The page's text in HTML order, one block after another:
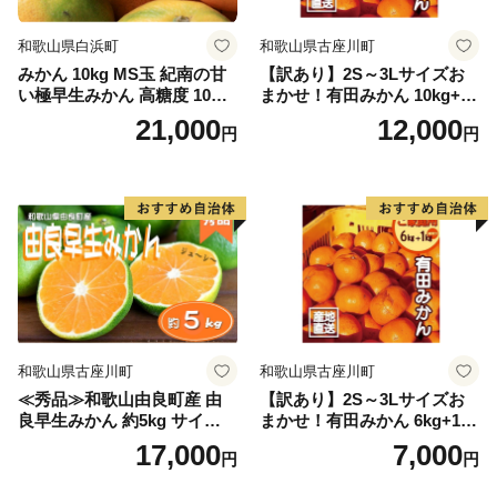
和歌山県白浜町
みかん 10kg MS玉 紀南の甘
い極早生みかん 高糖度 10月
以降発送 マルチ被覆栽培
21,000円
和歌山県古座川町
【訳あり】2S～3Lサイズお
まかせ！有田みかん 10kg+2k
g保証分 11月から12月下旬ま
でに順次発送致します。 / 訳
ん 和歌山 ご家庭用
12,000円
和歌山県古座川町
≪秀品≫和歌山由良町産 由
良早生みかん 約5kg サイズお
まかせ【sml106C】17,000円
和歌山県古座川町
【訳あり】2S～3Lサイズお
まかせ！有田みかん 6kg+1kg
保証分 11月から12月下旬ま
でに順次発送致します。 / 訳
7,000円